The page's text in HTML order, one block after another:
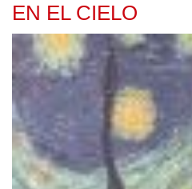
EN EL CIELO